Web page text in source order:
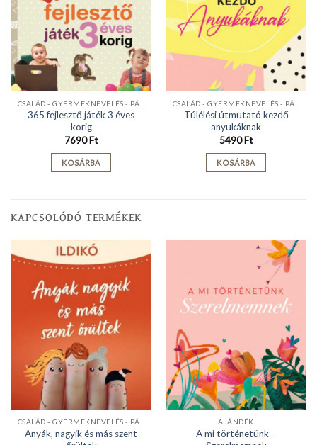
365 fejlesztő játék 3 éves
korig
7690Ft
KOSÁRBA
Túlélési útmutató kezdő
anyukáknak
5490Ft
KOSÁRBA
KAPCSOLÓDÓ TERMÉKEK
Anyák, nagyik és más szent
AJÁNDÉK
A mi történetünk –